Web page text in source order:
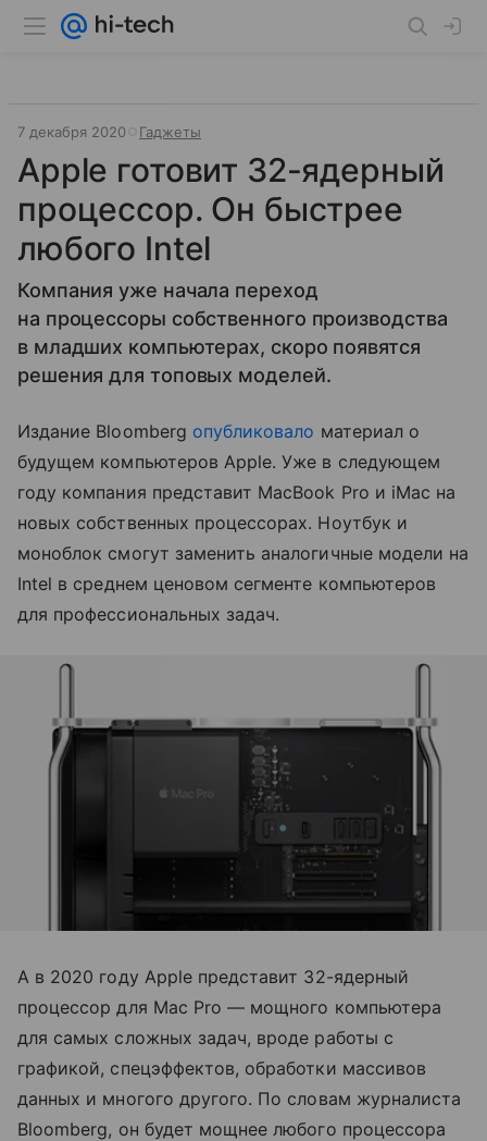
7 декабря 2020 Гаджеты
Apple готовит 32-ядерный
процессор. Он быстрее
любого Intel
Компания уже начала переход
на процессоры собственного производства
в младших компьютерах, скоро появятся
решения для топовых моделей.
Издание Bloomberg опубликовало материал о
будущем компьютеров Apple. Уже в следующем
году компания представит MacBook Pro и iMac на
новых собственных процессорах. Ноутбук и
моноблок смогут заменить аналогичные модели на
Intel в среднем ценовом сегменте компьютеров
для профессиональных задач.
А в 2020 году Apple представит 32-ядерный
процессор для Mac Pro — мощного компьютера
для самых сложных задач, вроде работы с
графикой, спецэффектов, обработки массивов
данных и многого другого. По словам журналиста
Bloomberg, он будет мощнее любого процессора